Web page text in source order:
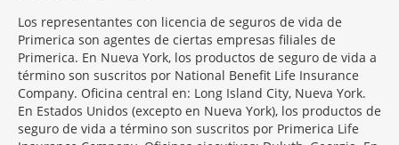
Los representantes con licencia de seguros de vida de
Primerica son agentes de ciertas empresas filiales de
Primerica. En Nueva York, los productos de seguro de vida a
término son suscritos por National Benefit Life Insurance
Company. Oficina central en: Long Island City, Nueva York.
En Estados Unidos (excepto en Nueva York), los productos de
seguro de vida a término son suscritos por Primerica Life